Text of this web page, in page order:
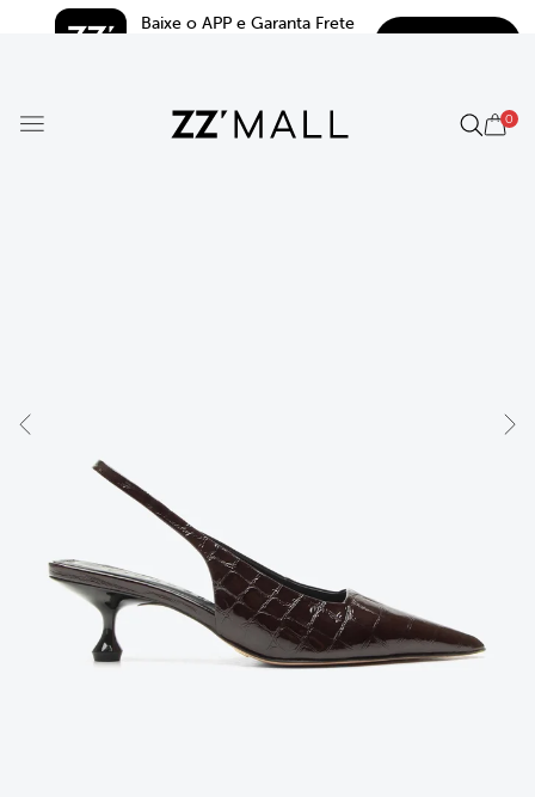
Baixe o APP e Garanta Frete
0